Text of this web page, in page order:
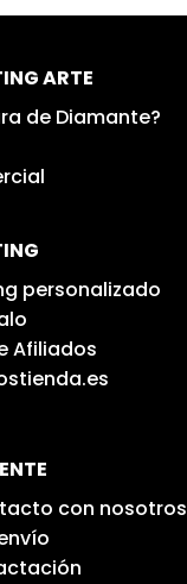
ARTE
de Diamante?
personalizado
Afiliados
con nosotros